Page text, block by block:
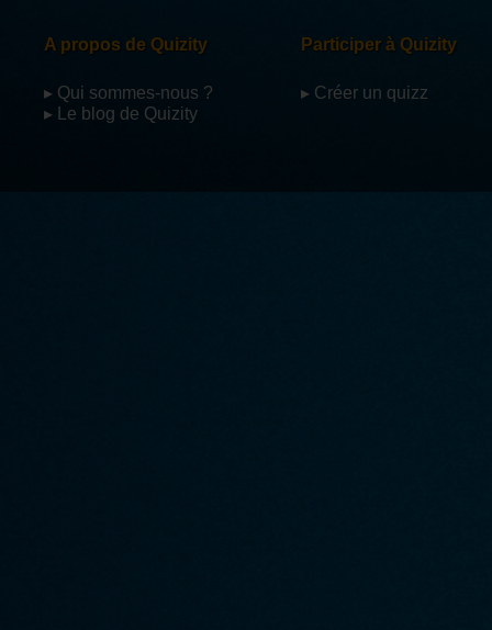
A propos de Quizity
▸ Qui sommes-nous ?
▸ Le blog de Quizity
Participer à Quizity
▸ Créer un quizz